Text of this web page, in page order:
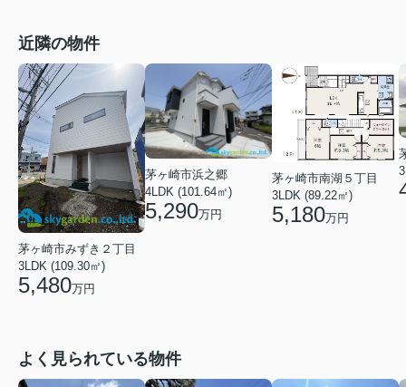
近隣の物件
茅ヶ崎市みずき２丁目
3LDK (109.30㎡)
5,480万円
茅ヶ崎市浜之郷
4LDK (101.64㎡)
5,290万円
茅ヶ崎市南湖５丁目
3LDK (89.22㎡)
5,180万円
よく見られている物件